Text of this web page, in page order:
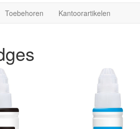
Toebehoren Kantoorartikelen